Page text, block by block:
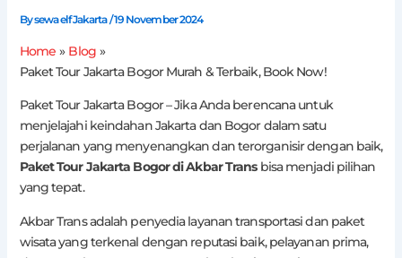
Bysewa elf Jakarta/19 November 2024
Home
Blog
Paket Tour Jakarta Bogor Murah & Terbaik, Book Now!
Paket Tour Jakarta Bogor – Jika Anda berencana untuk
menjelajahi keindahan Jakarta dan Bogor dalam satu
perjalanan yang menyenangkan dan terorganisir dengan baik,
Paket Tour Jakarta Bogor di Akbar Transbisa menjadi pilihan
yang tepat.
Akbar Trans adalah penyedia layanan transportasi dan paket
wisata yang terkenal dengan reputasi baik, pelayanan prima,